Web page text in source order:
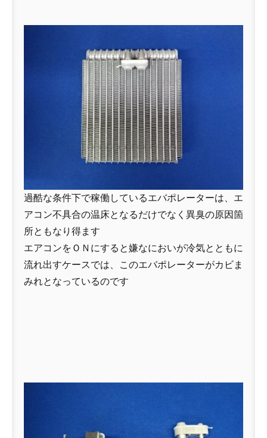
過酷な条件下で稼働しているエバポレーターは、エ
アコン不具合の温床となるだけでなく異臭の原因箇
所ともなり得ます
エアコンをＯＮにすると嫌なにおいが冷気とともに
流れ出すケースでは、このエバポレーターがカビま
みれとなっているのです